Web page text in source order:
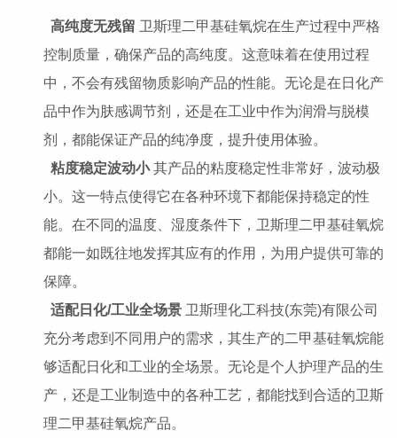
高纯度无残留 卫斯理二甲基硅氧烷在生产过程中严格
控制质量，确保产品的高纯度。这意味着在使用过程
中，不会有残留物质影响产品的性能。无论是在日化产
品中作为肤感调节剂，还是在工业中作为润滑与脱模
剂，都能保证产品的纯净度，提升使用体验。
粘度稳定波动小其产品的粘度稳定性非常好，波动极
小。这一特点使得它在各种环境下都能保持稳定的性
能。在不同的温度、湿度条件下，卫斯理二甲基硅氧烷
都能一如既往地发挥其应有的作用，为用户提供可靠的
保障。
适配日化/工业全场景卫斯理化工科技(东莞)有限公司
充分考虑到不同用户的需求，其生产的二甲基硅氧烷能
够适配日化和工业的全场景。无论是个人护理产品的生
产，还是工业制造中的各种工艺，都能找到合适的卫斯
理二甲基硅氧烷产品。